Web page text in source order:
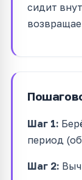
сидит
Шаг 1:
период
Шаг 2: